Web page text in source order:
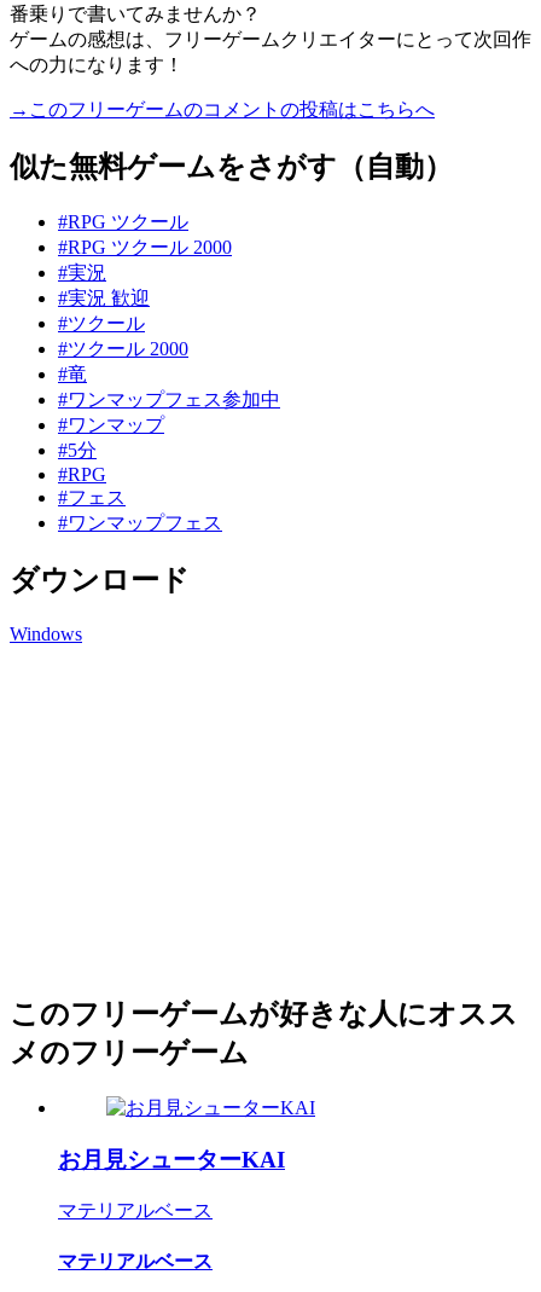
番乗りで書いてみませんか？
ゲームの感想は、フリーゲームクリエイターにとって次回作
への力になります！
→このフリーゲームのコメントの投稿はこちらへ
似た無料ゲームをさがす（自動）
#RPG ツクール
#RPG ツクール 2000
#実況
#実況 歓迎
#ツクール
#ツクール 2000
#竜
#ワンマップフェス参加中
#ワンマップ
#5分
#RPG
#フェス
#ワンマップフェス
ダウンロード
Windows
このフリーゲームが好きな人にオスス
メのフリーゲーム
お月見シューターKAI
マテリアルベース
マテリアルベース